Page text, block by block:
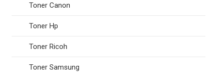
Toner Canon
Toner Hp
Toner Ricoh
Toner Samsung